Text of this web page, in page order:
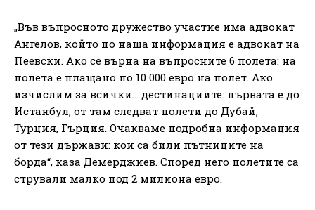
„Във въпросното дружество участие има адвокат
Ангелов, който по наша информация е адвокат на
Пеевски. Ако се върна на въпросните 6 полета: на
полета е плащано по 10 000 евро на полет. Ако
изчислим за всички… дестинациите: първата е до
Истанбул, от там следват полети до Дубай,
Турция, Гърция. Очакваме подробна информация
от тези държави: кои са били пътниците на
борда“, каза Демерджиев. Според него полетите са
стрували малко под 2 милиона евро.